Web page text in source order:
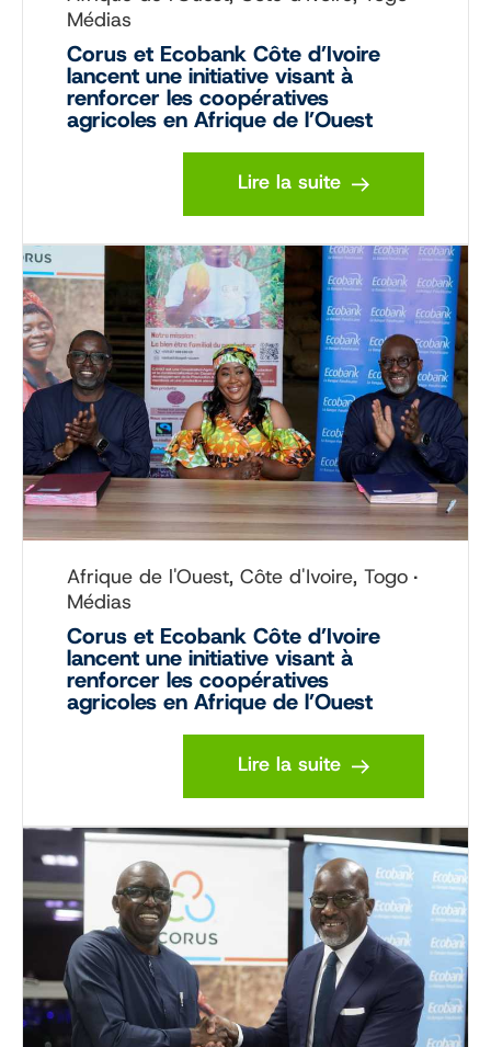
Médias
Corus et Ecobank Côte d’Ivoire
lancent une initiative visant à
renforcer les coopératives
agricoles en Afrique de l’Ouest
Lire la suite
Afrique de l'Ouest, Côte d'Ivoire, Togo
Médias
Corus et Ecobank Côte d’Ivoire
lancent une initiative visant à
renforcer les coopératives
agricoles en Afrique de l’Ouest
Lire la suite